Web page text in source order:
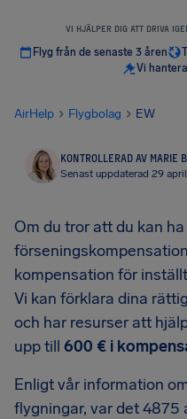
VI HJÄLPER DIG ATT DRIVA
Flyg från de senaste 3 åren
Vi
AirHelp Flygbolag EW
KONTROLLERAD AV MARIE
Senast uppdaterad 29
Om du tror att du kan
kompensation för
Vi kan förklara dina
och har resurser att
upp till 600 € i
Enligt vår information
flygningar, var det 4875